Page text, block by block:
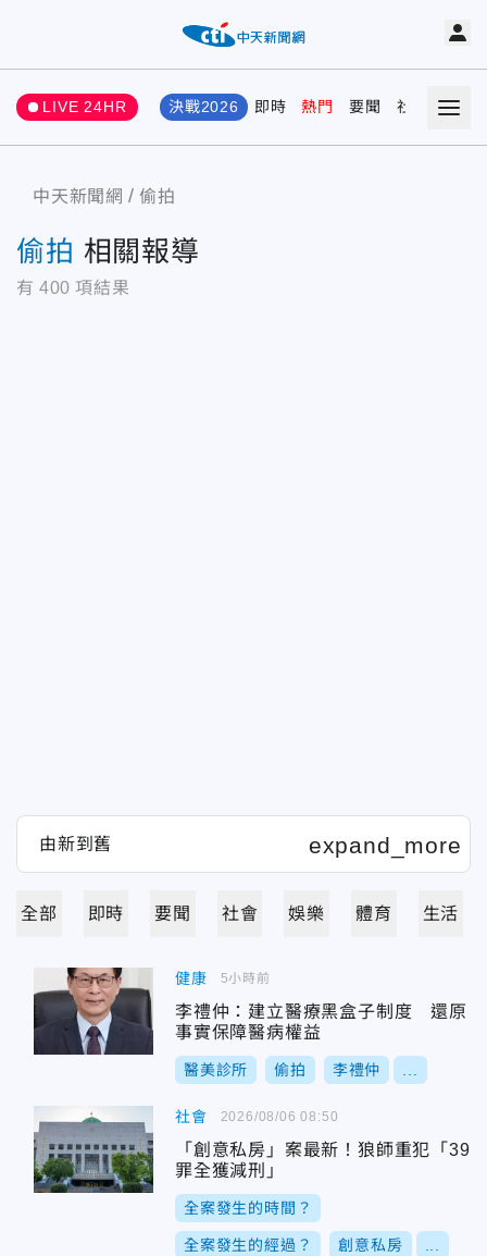
LIVE 24HR 決戰2026 即時 熱門 要聞 社會 娛樂
中天新聞網 偷拍
偷拍 相關報導
有 400 項結果
全部 即時 要聞 社會 娛樂 體育 生活
健康
李禮仲：建立醫療黑盒子制度 還原
事實保障醫病權益
醫美診所 偷拍 李禮仲
5小時前
社會
「創意私房」案最新！狼師重犯「39
罪全獲減刑」
全案發生的時間？
全案發生的經過？ 創意私房
2026/08/06 08:50